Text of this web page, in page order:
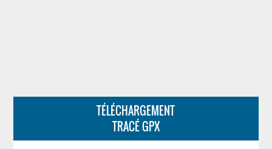
TÉLÉCHARGEMENT
TRACÉ GPX